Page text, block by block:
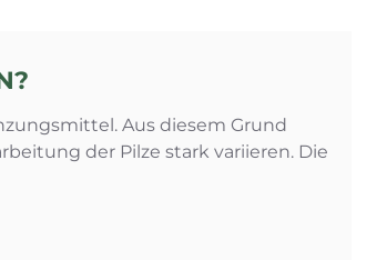
Aus diesem Grund
der Pilze stark variieren. Die